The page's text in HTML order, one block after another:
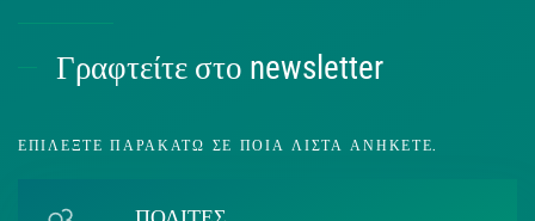
Γραφτείτε στο newsletter
ΕΠΙΛΈΞΤΕ ΠΑΡΑΚΆΤΩ ΣΕ ΠΟΙΑ ΛΊΣΤΑ ΑΝΉΚΕΤΕ.